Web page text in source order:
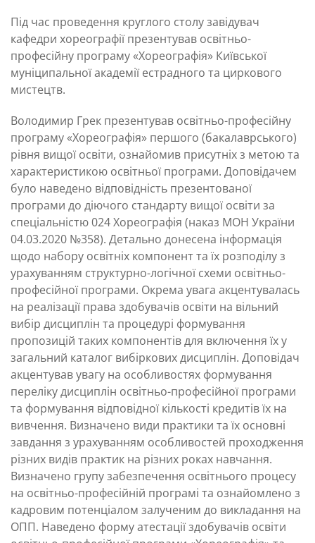
Під час проведення круглого столу завідувач
кафедри хореографії презентував освітньо-
професійну програму «Хореографія» Київської
муніципальної академії естрадного та циркового
мистецтв.
Володимир Грек презентував освітньо-професійну
програму «Хореографія» першого (бакалаврського)
рівня вищої освіти, ознайомив присутніх з метою та
характеристикою освітньої програми. Доповідачем
було наведено відповідність презентованої
програми до діючого стандарту вищої освіти за
спеціальністю 024 Хореографія (наказ МОН України
04.03.2020 №358). Детально донесена інформація
щодо набору освітніх компонент та їх розподілу з
урахуванням структурно-логічної схеми освітньо-
професійної програми. Окрема увага акцентувалась
на реалізації права здобувачів освіти на вільний
вибір дисциплін та процедурі формування
пропозицій таких компонентів для включення їх у
загальний каталог вибіркових дисциплін. Доповідач
акцентував увагу на особливостях формування
переліку дисциплін освітньо-професійної програми
та формування відповідної кількості кредитів їх на
вивчення. Визначено види практики та їх основні
завдання з урахуванням особливостей проходження
різних видів практик на різних роках навчання.
Визначено групу забезпечення освітнього процесу
на освітньо-професійній програмі та ознайомлено з
кадровим потенціалом залученим до викладання на
ОПП. Наведено форму атестації здобувачів освіти